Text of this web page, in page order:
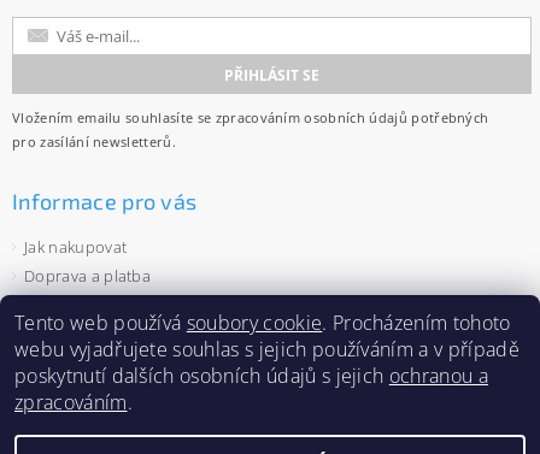
Vložením emailu souhlasíte se zpracováním osobních údajů potřebných
pro zasílání newsletterů.
Informace pro vás
Jak nakupovat
Doprava a platba
Ochrana osobních údajů
Velkoobchod
Zásady používání souborů cookies
Tento web používá soubory cookie. Procházením tohoto
webu vyjadřujete souhlas s jejich používáním a v případě
poskytnutí dalších osobních údajů s jejich ochranou a
zpracováním.